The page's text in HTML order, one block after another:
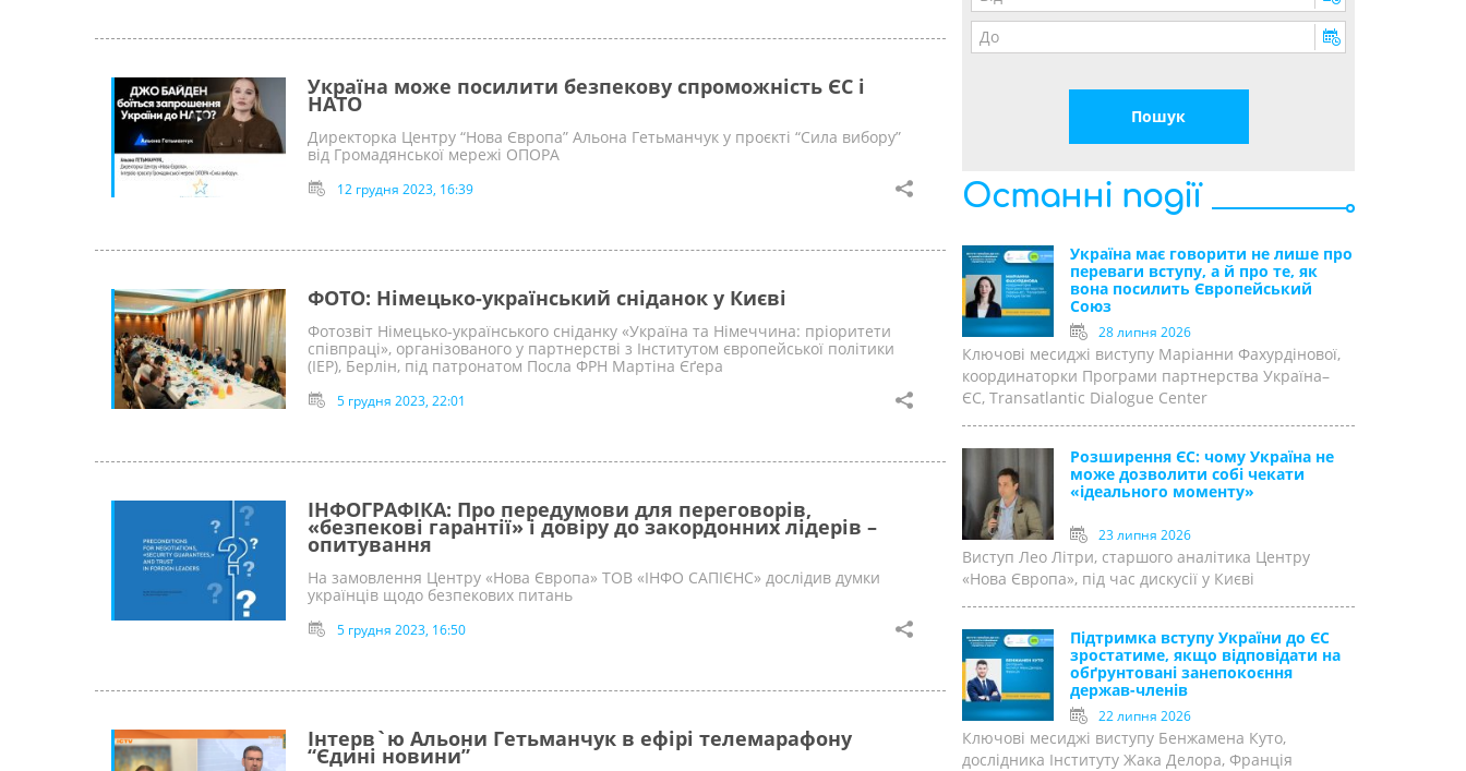
Україна може посилити безпекову спроможність ЄС і
НАТО
Директорка Центру “Нова Європа” Альона Гетьманчук у проєкті “Сила вибору”
від Громадянської мережі ОПОРА
12 грудня 2023, 16:39
ФОТО: Німецько-український сніданок у Києві
Фотозвіт Німецько-українського сніданку «Україна та Німеччина: пріоритети
співпраці», організованого у партнерстві з Інститутом європейської політики
(IEP), Берлін, під патронатом Посла ФРН Мартіна Єґера
5 грудня 2023, 22:01
ІНФОГРАФІКА: Про передумови для переговорів,
«безпекові гарантії» і довіру до закордонних лідерів –
опитування
На замовлення Центру «Нова Європа» ТОВ «ІНФО САПІЄНС» дослідив думки
українців щодо безпекових питань
5 грудня 2023, 16:50
Інтерв`ю Альони Гетьманчук в ефірі телемарафону
“Єдині новини”
Останні події
Україна має говорити не лише про
переваги вступу, а й про те, як
вона посилить Європейський
Союз
28 липня 2026
Ключові месиджі виступу Маріанни Фахурдінової,
координаторки Програми партнерства Україна–
ЄС, Transatlantic Dialogue Center
Розширення ЄС: чому Україна не
може дозволити собі чекати
«ідеального моменту»
23 липня 2026
Виступ Лео Літри, старшого аналітика Центру
«Нова Європа», під час дискусії у Києві
Підтримка вступу України до ЄС
зростатиме, якщо відповідати на
обґрунтовані занепокоєння
держав-членів
22 липня 2026
Ключові месиджі виступу Бенжамена Куто,
дослідника Інституту Жака Делора, Франція